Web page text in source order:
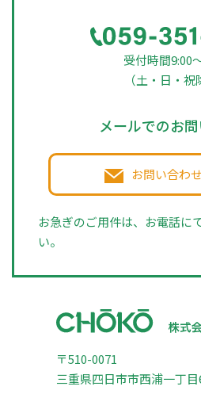
受付時間9:00
（土・日・祝
メールでのお
お問い合わ
お急ぎのご用件は、お電話に
い。
〒510-0071
三重県四日市市西浦一丁